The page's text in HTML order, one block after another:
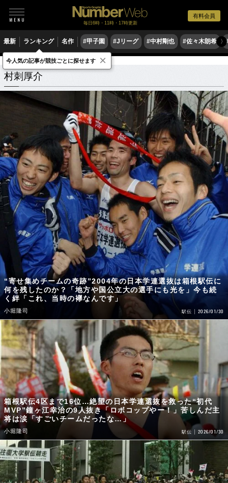
有料会員
毎日6時・11時・17時更新
最新 ランキング 名作 #甲子園 #Jリーグ #中村剛也 #佐々木朗希 〉
村刺厚介 関連記事
村刺厚介
“寄せ集めチームの奇跡”2004年の日本学連選抜は箱根駅伝に
何を残したのか？「地方や国公立大の選手にも光を」今も続
く絆「これ、当時の襷なんです」
小堀隆司 駅伝 2026/01/30
箱根駅伝4区まで16位…絶望の日本学連選抜を救った“初代
MVP”鐘ヶ江幸治の9人抜き「ロボコップやー！」苦しんだ主
将は涙「すごいチームだったな…」
小堀隆司 駅伝 2026/01/30
今人気の記事が競技ごとに探せます ×